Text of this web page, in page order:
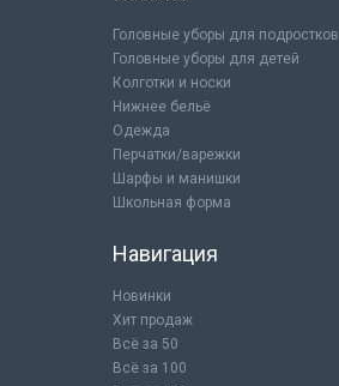
Головные уборы для подростков
Головные уборы для детей
Колготки и носки
Нижнее бельё
Одежда
Перчатки/варежки
Шарфы и манишки
Школьная форма
Навигация
Новинки
Хит продаж
Всё за 50
Всё за 100